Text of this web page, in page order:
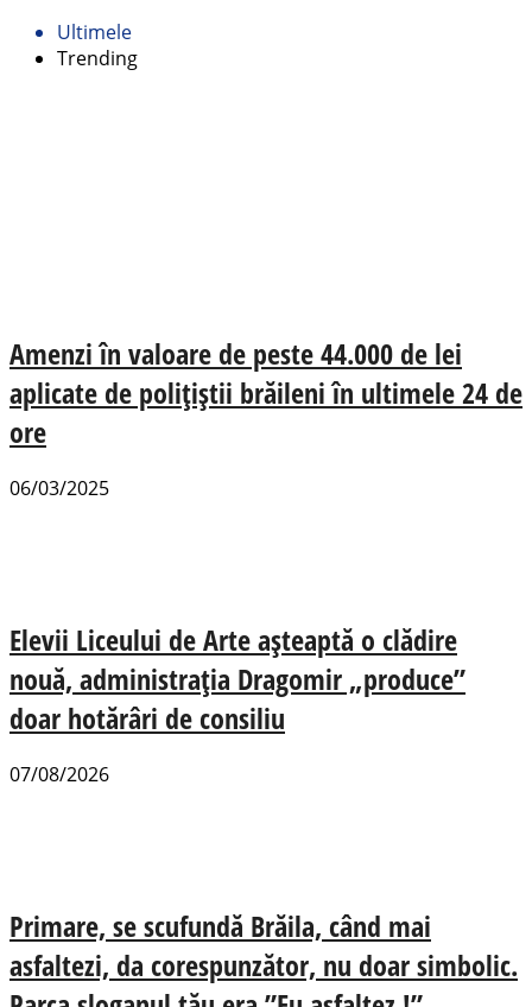
Ultimele
Trending
Amenzi în valoare de peste 44.000 de lei
aplicate de polițiștii brăileni în ultimele 24 de
ore
06/03/2025
Elevii Liceului de Arte așteaptă o clădire
nouă, administrația Dragomir „produce”
doar hotărâri de consiliu
07/08/2026
Primare, se scufundă Brăila, când mai
asfaltezi, da corespunzător, nu doar simbolic.